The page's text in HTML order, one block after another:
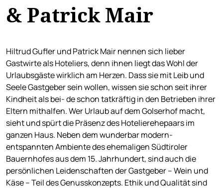
& Patrick Mair
Hiltrud Gufler und Patrick Mair nennen sich lieber
Gastwirte als Hoteliers, denn ihnen liegt das Wohl der
Urlaubsgäste wirklich am Herzen. Dass sie mit Leib und
Seele Gastgeber sein wollen, wissen sie schon seit ihrer
Kindheit als bei- de schon tatkräftig in den Betrieben ihrer
Eltern mithalfen. Wer Urlaub auf dem Golserhof macht,
sieht und spürt die Präsenz des Hotelierehepaars im
ganzen Haus. Neben dem wunderbar modern-
entspannten Ambiente des ehemaligen Südtiroler
Bauernhofes aus dem 15. Jahrhundert, sind auch die
persönlichen Leidenschaften der Gastgeber – Wein und
Käse – Teil des Genusskonzepts. Ethik und Qualität sind